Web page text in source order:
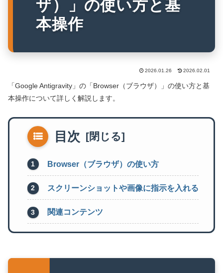
ザ）」の使い方と基
本操作
2026.01.26 2026.02.01
「Google Antigravity」の「Browser（ブラウザ）」の使い方と基
本操作について詳しく解説します。
目次
Browser（ブラウザ）の使い方
スクリーンショットや画像に指示を入れる
関連コンテンツ